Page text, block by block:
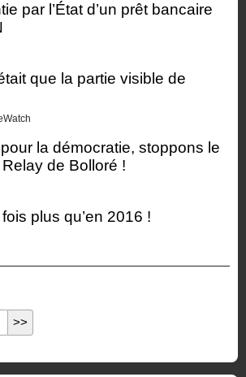
par l’État d’un prêt bancaire
que la partie visible de
la démocratie, stoppons le
de Bolloré !
plus qu’en 2016 !